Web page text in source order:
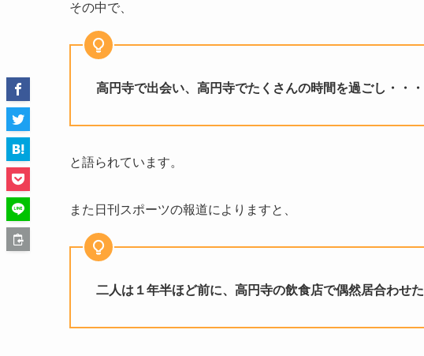
その中で、
高円寺で出会い、高円寺でたくさんの時間を過ごし・・・
と語られています。
また日刊スポーツの報道によりますと、
二人は１年半ほど前に、高円寺の飲食店で偶然居合わせた